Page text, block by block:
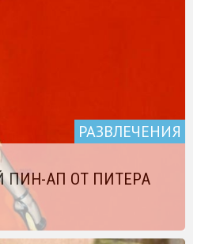
РАЗВЛЕЧЕНИЯ
ПИН-АП ОТ ПИТЕРА